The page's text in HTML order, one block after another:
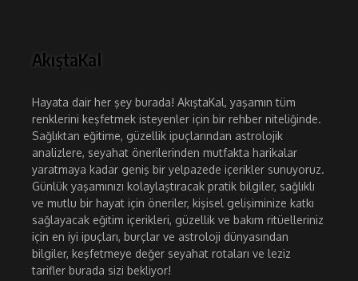
AkıştaKal
Hayata dair her şey burada! AkıştaKal, yaşamın tüm
renklerini keşfetmek isteyenler için bir rehber niteliğinde.
Sağlıktan eğitime, güzellik ipuçlarından astrolojik
analizlere, seyahat önerilerinden mutfakta harikalar
yaratmaya kadar geniş bir yelpazede içerikler sunuyoruz.
Günlük yaşamınızı kolaylaştıracak pratik bilgiler, sağlıklı
ve mutlu bir hayat için öneriler, kişisel gelişiminize katkı
sağlayacak eğitim içerikleri, güzellik ve bakım ritüelleriniz
için en iyi ipuçları, burçlar ve astroloji dünyasından
bilgiler, keşfetmeye değer seyahat rotaları ve leziz
tarifler burada sizi bekliyor!